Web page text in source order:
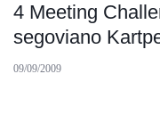
4 Meeting
segoviano
09/09/2009